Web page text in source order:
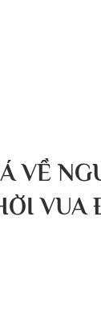
VỀ
VUA